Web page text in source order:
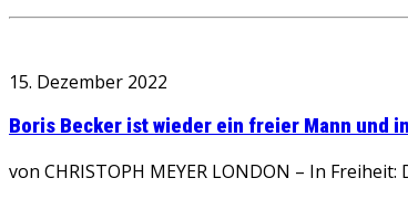
15. Dezember 2022
Boris Becker ist wieder ein freier Mann und
von CHRISTOPH MEYER LONDON – In